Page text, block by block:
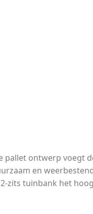
pallet ontwerp voegt
en
zits tuinbank het